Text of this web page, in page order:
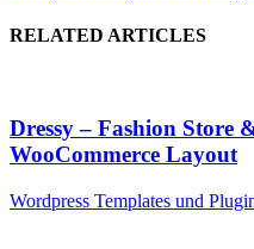
RELATED ARTICLES
Dressy – Fashion Store
WooCommerce Layout
Wordpress Templates und